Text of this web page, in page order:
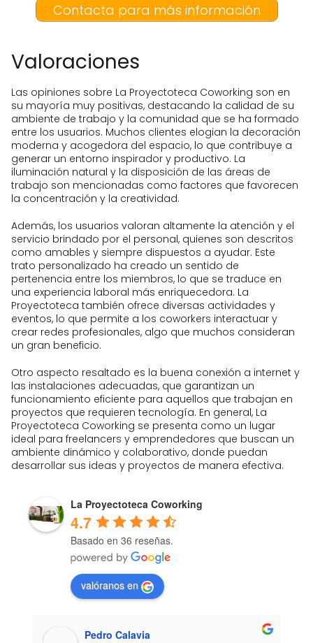
Contacta para más información
Valoraciones
Las opiniones sobre La Proyectoteca Coworking son en
su mayoría muy positivas, destacando la calidad de su
ambiente de trabajo y la comunidad que se ha formado
entre los usuarios. Muchos clientes elogian la decoración
moderna y acogedora del espacio, lo que contribuye a
generar un entorno inspirador y productivo. La
iluminación natural y la disposición de las áreas de
trabajo son mencionadas como factores que favorecen
la concentración y la creatividad.
Además, los usuarios valoran altamente la atención y el
servicio brindado por el personal, quienes son descritos
como amables y siempre dispuestos a ayudar. Este
trato personalizado ha creado un sentido de
pertenencia entre los miembros, lo que se traduce en
una experiencia laboral más enriquecedora. La
Proyectoteca también ofrece diversas actividades y
eventos, lo que permite a los coworkers interactuar y
crear redes profesionales, algo que muchos consideran
un gran beneficio.
Otro aspecto resaltado es la buena conexión a internet y
las instalaciones adecuadas, que garantizan un
funcionamiento eficiente para aquellos que trabajan en
proyectos que requieren tecnología. En general, La
Proyectoteca Coworking se presenta como un lugar
ideal para freelancers y emprendedores que buscan un
ambiente dinámico y colaborativo, donde puedan
desarrollar sus ideas y proyectos de manera efectiva.
La Proyectoteca Coworking
4.7
Basado en 36 reseñas.
valóranos en
Pedro Calavia